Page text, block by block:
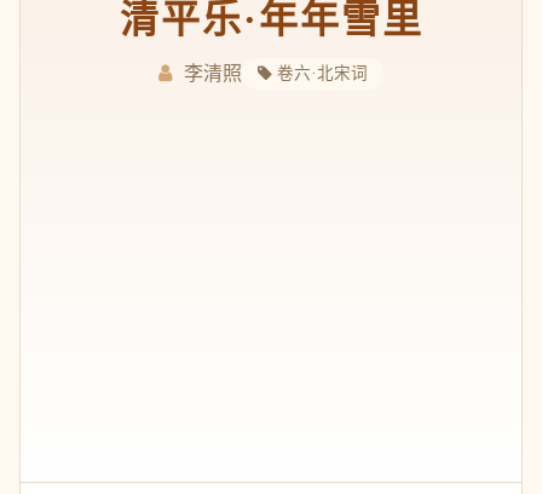
清平乐·年年雪里
李清照 卷六·北宋词